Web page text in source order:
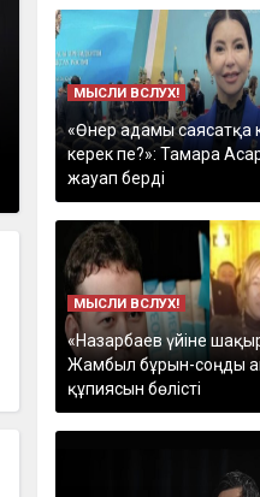
МЫСЛИ ВСЛУХ!
«Өнер адамы саясатқа
керек пе?»: Тамара
жауап берді
МЫСЛИ ВСЛУХ!
«Назарбаев үйіне
Жамбыл бұрын-соңды
құпиясын бөлісті